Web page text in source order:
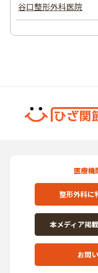
谷口整形外科医院
医療機
整形外科に
本メディア掲
お問